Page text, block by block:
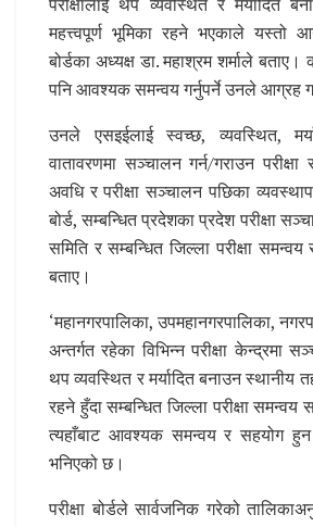
महत्त्वपूर्ण भूमिका रहने भएकाले यस्तो
बोर्डका अध्यक्ष डा. महाश्रम शर्माले बताए।
पनि आवश्यक समन्वय गर्नुपर्ने उनले आग्रह
उनले एसइईलाई स्वच्छ, व्यवस्थित,
वातावरणमा सञ्चालन गर्न/गराउन परीक्षा
अवधि र परीक्षा सञ्चालन पछिका
बोर्ड, सम्बन्धित प्रदेशका प्रदेश परीक्षा
समिति र सम्बन्धित जिल्ला परीक्षा
बताए।
‘महानगरपालिका, उपमहानगरपालिका,
अन्तर्गत रहेका विभिन्न परीक्षा केन्द्रमा
थप व्यवस्थित र मर्यादित बनाउन स्थानीय
रहने हुँदा सम्बन्धित जिल्ला परीक्षा समन्वय
त्यहाँबाट आवश्यक समन्वय र सहयोग हुन
भनिएको छ।
परीक्षा बोर्डले सार्वजनिक गरेको